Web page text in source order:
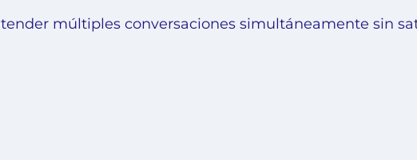
múltiples conversaciones simultáneamente sin